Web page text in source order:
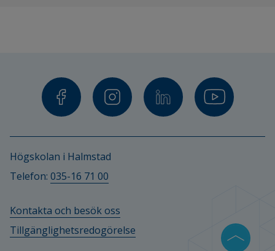
Högskolan i Halmstad
Telefon: 035-16 71 00
Kontakta och besök oss
Tillgänglighetsredogörelse